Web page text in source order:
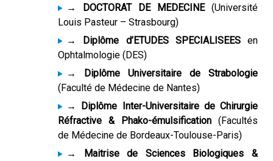
→ DOCTORAT DE MEDECINE(Université
Louis Pasteur – Strasbourg)
→ Diplôme d’ETUDES SPECIALISEESen
Ophtalmologie (DES)
→ Diplôme Universitaire de Strabologie
(Faculté de Médecine de Nantes)
→ Diplôme Inter-Universitaire de Chirurgie
Réfractive & Phako-émulsification (Facultés
de Médecine de Bordeaux-Toulouse-Paris)
→ Maitrise de Sciences Biologiques &